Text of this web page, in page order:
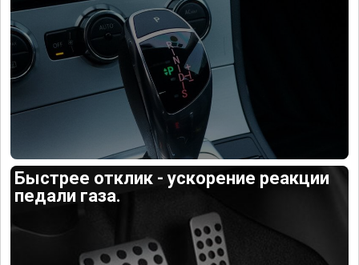
Быстрее отклик - ускорение реакции
педали газа.